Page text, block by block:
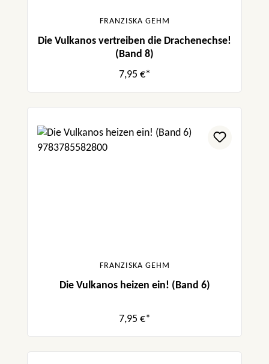
FRANZISKA GEHM
Die Vulkanos vertreiben die Drachenechse!
(Band 8)
7,95 €*
FRANZISKA GEHM
Die Vulkanos heizen ein! (Band 6)
7,95 €*